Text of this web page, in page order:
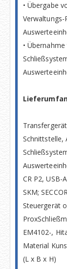
• Übergabe
Verwaltungs-
•
Schnittstelle,
CR P2, USB-
SKM;
Steuergerät
EM4102-,
Material
(L x B x H)